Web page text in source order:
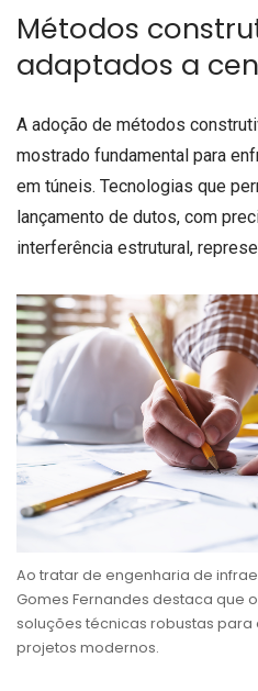
Métodos
adaptados a
A adoção de métodos
mostrado fundamental para
em túneis. Tecnologias que
lançamento de dutos, com
interferência estrutural,
Ao tratar de engenharia de
Gomes Fernandes destaca que
soluções técnicas robustas
projetos modernos.